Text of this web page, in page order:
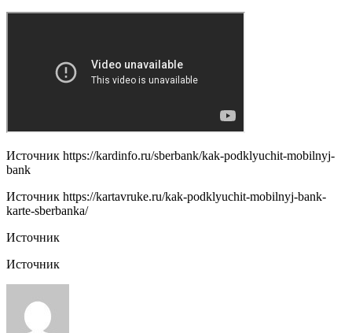
Источник https://kardinfo.ru/sberbank/kak-podklyuchit-mobilnyj-
bank
Источник https://kartavruke.ru/kak-podklyuchit-mobilnyj-bank-
karte-sberbanka/
Источник
Источник